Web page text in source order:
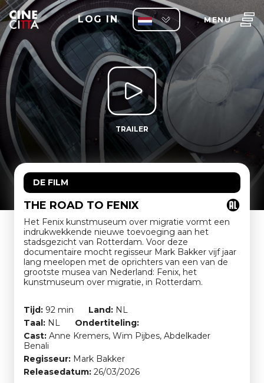
LOG IN MENU
TRAILER
DE FILM
THE ROAD TO FENIX
Het Fenix kunstmuseum over migratie vormt een
indrukwekkende nieuwe toevoeging aan het
stadsgezicht van Rotterdam. Voor deze
documentaire mocht regisseur Mark Bakker vijf jaar
lang meelopen met de oprichters van een van de
grootste musea van Nederland: Fenix, het
kunstmuseum over migratie, in Rotterdam.
Tijd: 92 min Land: NL
Taal: NL
Ondertiteling:
Cast: Anne Kremers, Wim Pijbes, Abdelkader
Benali
Regisseur: Mark Bakker
Releasedatum: 26/03/2026